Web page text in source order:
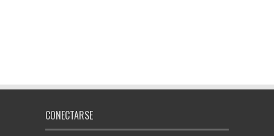
CONECTARSE